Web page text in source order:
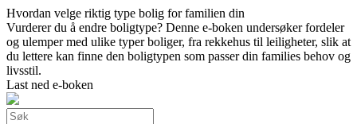
Hvordan velge riktig type bolig for familien din
Vurderer du å endre boligtype? Denne e-boken undersøker fordeler
og ulemper med ulike typer boliger, fra rekkehus til leiligheter, slik at
du lettere kan finne den boligtypen som passer din families behov og
livsstil.
Last ned e-boken